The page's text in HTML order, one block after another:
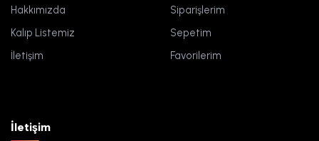
Hakkımızda
Kalıp Listemiz
İletişim
Siparişlerim
Sepetim
Favorilerim
İletişim